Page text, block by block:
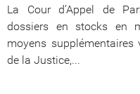
La Cour d’Appel de
dossiers en stocks en
moyens
de la Justice,...